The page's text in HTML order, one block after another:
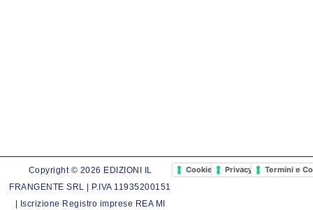
Copyright © 2026 EDIZIONI IL
FRANGENTE SRL | P.IVA 11935200151
| Iscrizione Registro imprese REA MI
Cookie PolicyPrivacy PolicyTermini e